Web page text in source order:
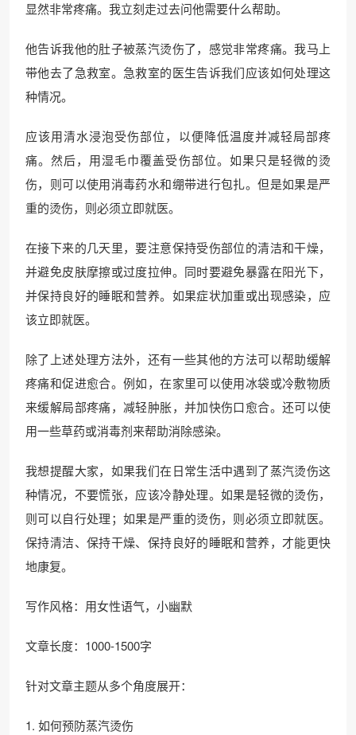
显然非常疼痛。我立刻走过去问他需要什么帮助。
他告诉我他的肚子被蒸汽烫伤了，感觉非常疼痛。我马上
带他去了急救室。急救室的医生告诉我们应该如何处理这
种情况。
应该用清水浸泡受伤部位，以便降低温度并减轻局部疼
痛。然后，用湿毛巾覆盖受伤部位。如果只是轻微的烫
伤，则可以使用消毒药水和绷带进行包扎。但是如果是严
重的烫伤，则必须立即就医。
在接下来的几天里，要注意保持受伤部位的清洁和干燥，
并避免皮肤摩擦或过度拉伸。同时要避免暴露在阳光下，
并保持良好的睡眠和营养。如果症状加重或出现感染，应
该立即就医。
除了上述处理方法外，还有一些其他的方法可以帮助缓解
疼痛和促进愈合。例如，在家里可以使用冰袋或冷敷物质
来缓解局部疼痛，减轻肿胀，并加快伤口愈合。还可以使
用一些草药或消毒剂来帮助消除感染。
我想提醒大家，如果我们在日常生活中遇到了蒸汽烫伤这
种情况，不要慌张，应该冷静处理。如果是轻微的烫伤，
则可以自行处理；如果是严重的烫伤，则必须立即就医。
保持清洁、保持干燥、保持良好的睡眠和营养，才能更快
地康复。
写作风格：用女性语气，小幽默
文章长度：1000-1500字
针对文章主题从多个角度展开：
1. 如何预防蒸汽烫伤